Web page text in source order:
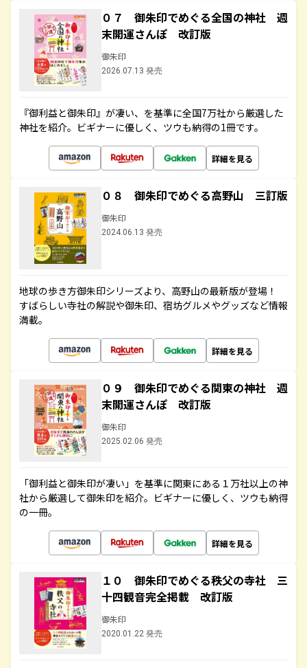
０７ 御朱印でめぐる全国の神社 週
末開運さんぽ 改訂版
御朱印
2026.07.13 発売
『御利益と御朱印』が凄い、を基準に全国7万社から厳選した
神社を紹介。ビギナーに優しく、ツウも納得の1冊です。
詳細を見る
０８ 御朱印でめぐる高野山 三訂版
御朱印
2024.06.13 発売
地球の歩き方御朱印シリーズより、高野山の最新版が登場！
すばらしい寺社の解説や御朱印、宿坊グルメやグッズなど情報
満載。
詳細を見る
０９ 御朱印でめぐる関東の神社 週
末開運さんぽ 改訂版
御朱印
2025.02.06 発売
「御利益と御朱印が凄い」を基準に関東にある１万社以上の神
社から厳選して御朱印を紹介。ビギナーに優しく、ツウも納得
の一冊。
詳細を見る
１０ 御朱印でめぐる秩父の寺社 三
十四観音完全掲載 改訂版
御朱印
2020.01.22 発売